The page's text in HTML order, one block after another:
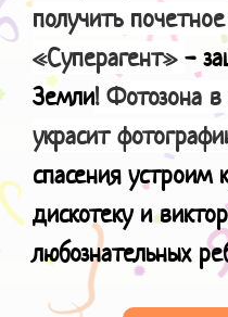
получить
«Суперагент» -
Земли! Фотозона в
украсит
спасения
дискотеку и
любознательных